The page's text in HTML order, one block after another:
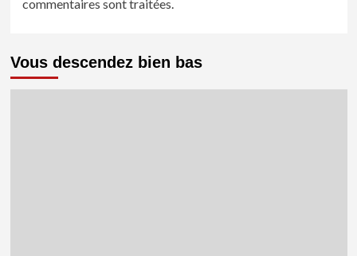
commentaires sont traitées.
Vous descendez bien bas